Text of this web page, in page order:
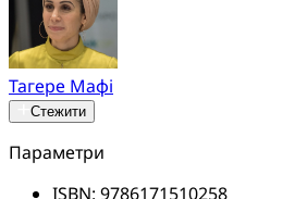
Тагере Мафі
Стежити
Параметри
ISBN: 9786171510258